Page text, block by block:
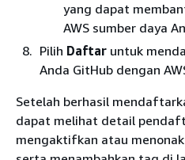
yang dapat
AWS sumber daya
Pilih Daftar untuk
Anda GitHub dengan
Setelah berhasil
dapat melihat detail
mengaktifkan atau